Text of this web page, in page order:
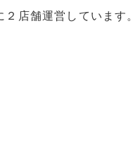
店舗運営しています。